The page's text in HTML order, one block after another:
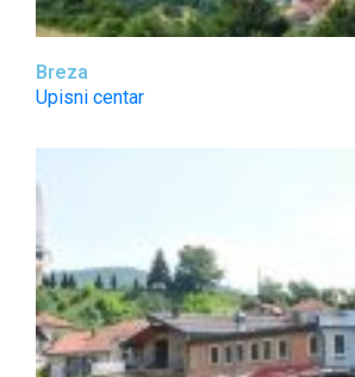
Breza
Upisni centar